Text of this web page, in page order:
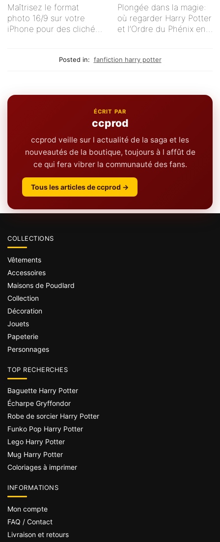
Maîtrisez le format
photo 16/9 sur votre
iPhone pour des clichés
Plongée dans la magie:
où regarder Harry Potter
et l’Ordre du Phénix en
Posted in: fanfiction harry potter
ÉCRIT PAR
ccprod
ccprod veille sur l actualité de la saga et les
nouveautés de la boutique, toujours à l affût de
ce qui fera vibrer la communauté des fans.
Tous les articles de ccprod →
COLLECTIONS
Vêtements
Accessoires
Maisons de Poudlard
Collection
Décoration
Jouets
Papeterie
Personnages
TOP RECHERCHES
Baguette Harry Potter
Écharpe Gryffondor
Robe de sorcier Harry Potter
Funko Pop Harry Potter
Lego Harry Potter
Mug Harry Potter
Coloriages à imprimer
INFORMATIONS
Mon compte
FAQ / Contact
Livraison et retours